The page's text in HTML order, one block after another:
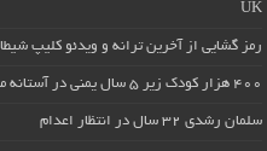
UK
رمز گشایی از آخرین ترانه و ویدئو کلیپ
۴۰۰ هزار کودک زیر ۵ سال یمنی در آستانه مرگ از گرسنگی
سلمان رشدی ۳۲ سال در انتظار اعدام